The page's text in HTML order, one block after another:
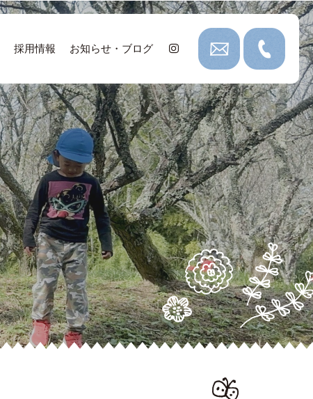
採用情報 お知らせ・ブログ